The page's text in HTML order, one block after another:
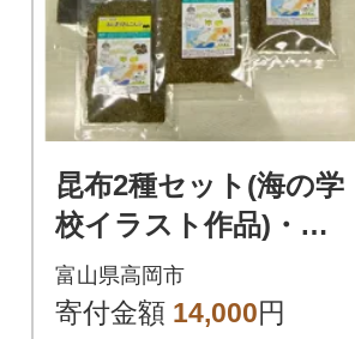
昆布2種セット(海の学
校イラスト作品)・お
さしみ昆布 60g×3
・おにぎりさんこ
富山県高岡市
寄付金額 14,000円